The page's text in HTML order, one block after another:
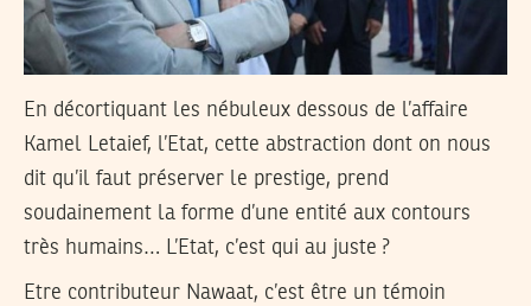
En décortiquant les nébuleux dessous de l’affaire
Kamel Letaief, l’Etat, cette abstraction dont on nous
dit qu’il faut préserver le prestige, prend
soudainement la forme d’une entité aux contours
très humains… L’Etat, c’est qui au juste ?
Etre contributeur Nawaat, c’est être un témoin